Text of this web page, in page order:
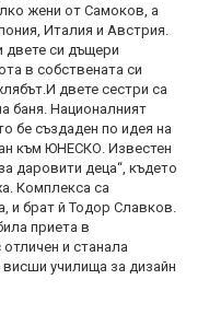
жени от Самоков, а
Италия и Австрия.
двете си дъщери
в собствената си
двете сестри са
баня. Националният
бе създаден по идея на
към ЮНЕСКО. Известен
даровити деца“, където
Комплекса са
и брат й Тодор Славков.
приета в
и станала
училища за дизайн